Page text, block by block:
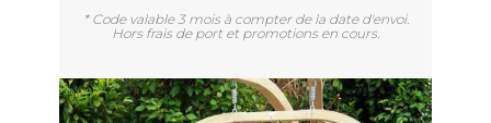
* Code valable 3 mois à compter de la date d'envoi.
Hors frais de port et promotions en cours.